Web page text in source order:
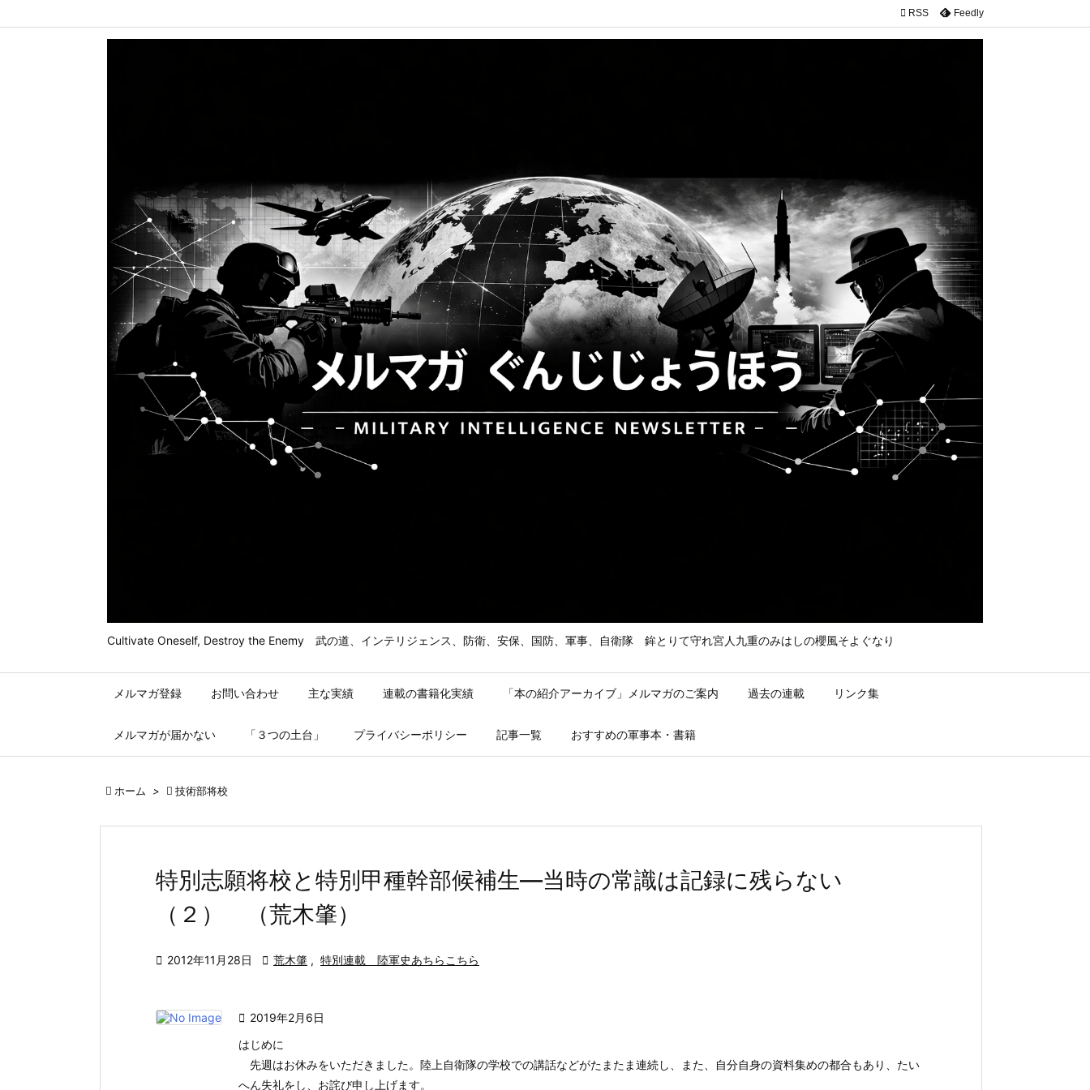
Cultivate Oneself, Destroy the Enemy 武の道、インテリジェンス、防衛、安保、国防、軍事、自衛隊 鉾とりて守れ宮人九重のみはしの櫻風そよぐなり
メルマガ登録 お問い合わせ 主な実績 連載の書籍化実績 「本の紹介アーカイブ」メルマガのご案内 過去の連載 リンク集
メルマガが届かない 「３つの土台」 プライバシーポリシー 記事一覧 おすすめの軍事本・書籍
 RSS Feedly
 ホーム >  技術部将校
特別志願将校と特別甲種幹部候補生―当時の常識は記録に残らない
（２） （荒木肇）
 2012年11月28日  荒木肇 , 特別連載 陸軍史あちらこちら
 2019年2月6日
はじめに
先週はお休みをいただきました。陸上自衛隊の学校での講話などがたまたま連続し、また、自分自身の資料集めの都合もあり、たい
へん失礼をし、お詫び申し上げます。